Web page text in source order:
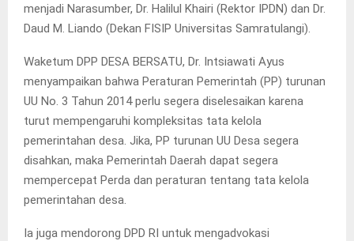
menjadi Narasumber, Dr. Halilul Khairi (Rektor IPDN) dan Dr.
Daud M. Liando (Dekan FISIP Universitas Samratulangi).
Waketum DPP DESA BERSATU, Dr. Intsiawati Ayus
menyampaikan bahwa Peraturan Pemerintah (PP) turunan
UU No. 3 Tahun 2014 perlu segera diselesaikan karena
turut mempengaruhi kompleksitas tata kelola
pemerintahan desa. Jika, PP turunan UU Desa segera
disahkan, maka Pemerintah Daerah dapat segera
mempercepat Perda dan peraturan tentang tata kelola
pemerintahan desa.
Ia juga mendorong DPD RI untuk mengadvokasi